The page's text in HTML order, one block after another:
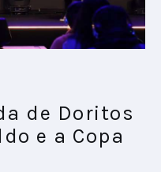
de Doritos
e a Copa